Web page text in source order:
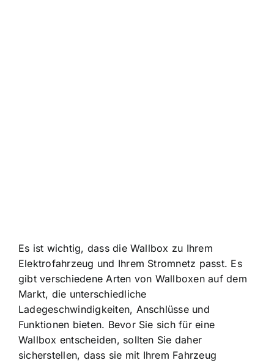
Es ist wichtig, dass die Wallbox zu Ihrem
Elektrofahrzeug und Ihrem Stromnetz passt. Es
gibt verschiedene Arten von Wallboxen auf dem
Markt, die unterschiedliche
Ladegeschwindigkeiten, Anschlüsse und
Funktionen bieten. Bevor Sie sich für eine
Wallbox entscheiden, sollten Sie daher
sicherstellen, dass sie mit Ihrem Fahrzeug